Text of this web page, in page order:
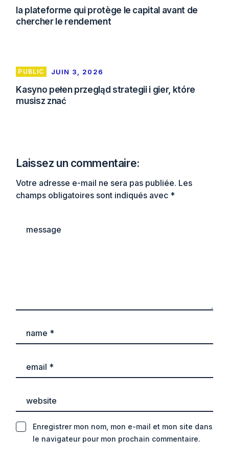
la plateforme qui protège le capital avant de
chercher le rendement
PUBLIC JUIN 3, 2026
Kasyno pełen przegląd strategii i gier, które
musisz znać
Laissez un commentaire:
Votre adresse e-mail ne sera pas publiée. Les
champs obligatoires sont indiqués avec *
Enregistrer mon nom, mon e-mail et mon site dans
le navigateur pour mon prochain commentaire.